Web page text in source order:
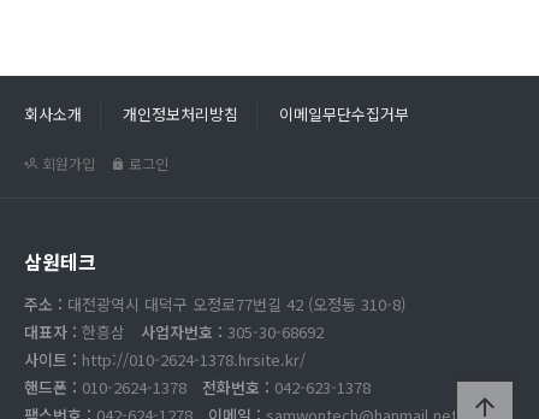
회사소개 개인정보처리방침 이메일무단수집거부
회원가입 로그인
삼원테크
주소 : 대전광역시 대덕구 오정로77번길 42 (오정동 310-8)
대표자 : 한흥삼 사업자번호 : 305-30-68692
사이트 : http://010-2624-1378.hrsite.kr/
핸드폰 : 010-2624-1378 전화번호 : 042-623-1378
arrow_upward